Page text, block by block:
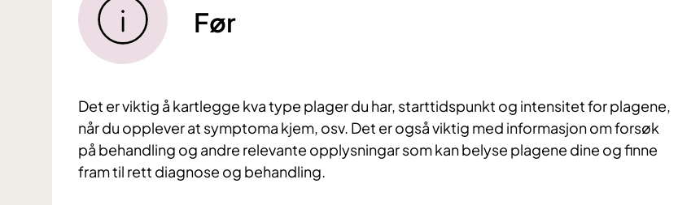
Før
Det er viktig å kartlegge kva type plager du har, starttidspunkt og intensitet for plagene,
når du opplever at symptoma kjem, osv. Det er også viktig med informasjon om forsøk
på behandling og andre relevante opplysningar som kan belyse plagene dine og finne
fram til rett diagnose og behandling.